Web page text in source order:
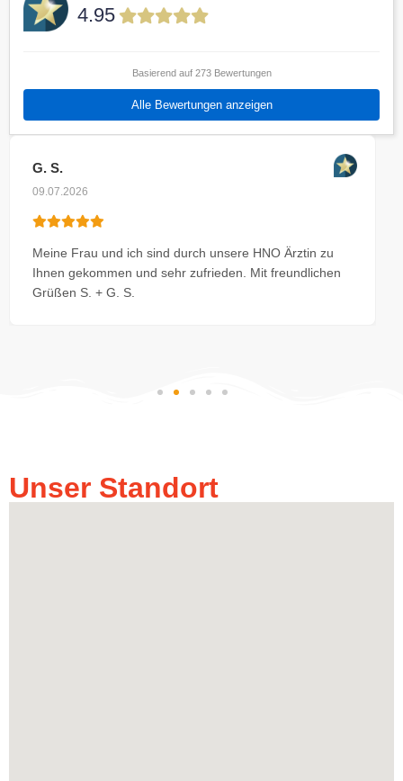
4.95
Basierend auf 273 Bewertungen
Alle Bewertungen anzeigen
G. S.
09.07.2026
Meine Frau und ich sind durch unsere HNO Ärztin zu
Ihnen gekommen und sehr zufrieden. Mit freundlichen
Grüßen S. + G. S.
Unser Standort